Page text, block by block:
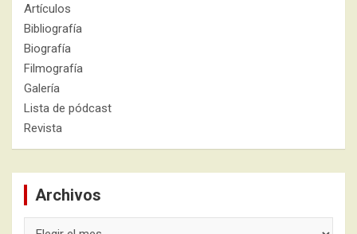
Artículos
Bibliografía
Biografía
Filmografía
Galería
Lista de pódcast
Revista
Archivos